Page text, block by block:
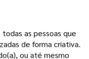
as pessoas que
de forma criativa.
ou até mesmo